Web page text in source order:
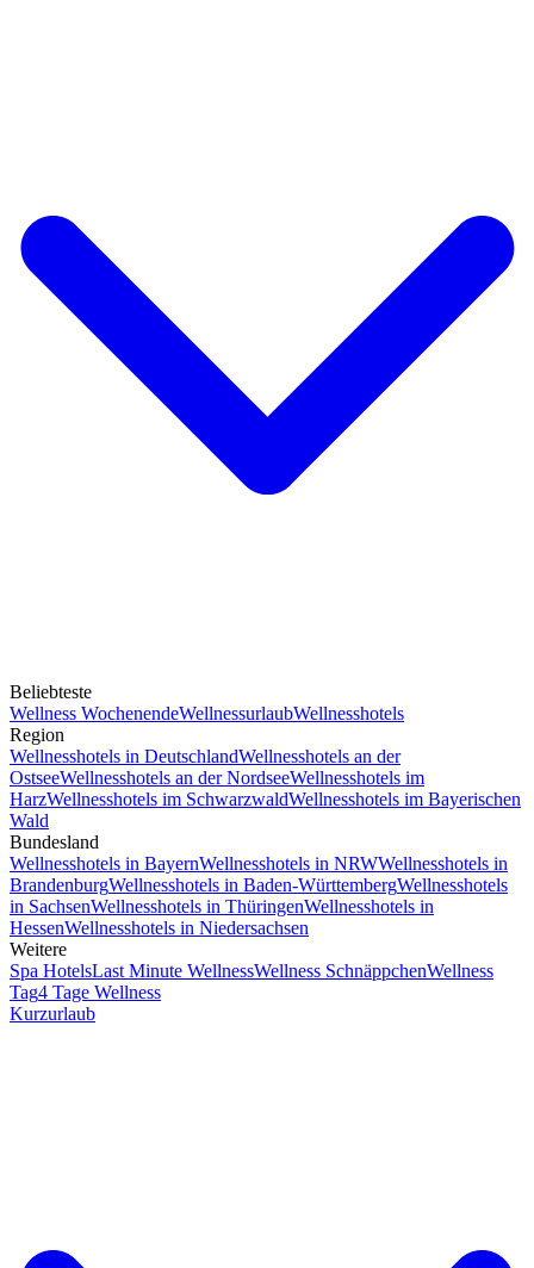
Beliebteste
Wellness WochenendeWellnessurlaubWellnesshotels
Region
Wellnesshotels in DeutschlandWellnesshotels an der
OstseeWellnesshotels an der NordseeWellnesshotels im
HarzWellnesshotels im SchwarzwaldWellnesshotels im Bayerischen
Wald
Bundesland
Wellnesshotels in BayernWellnesshotels in NRWWellnesshotels in
BrandenburgWellnesshotels in Baden-WürttembergWellnesshotels
in SachsenWellnesshotels in ThüringenWellnesshotels in
HessenWellnesshotels in Niedersachsen
Weitere
Spa HotelsLast Minute WellnessWellness SchnäppchenWellness
Tag4 Tage Wellness
Kurzurlaub